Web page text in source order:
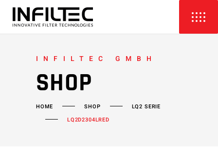
INFILTEC GMBH
SHOP
HOME SHOP
LQ2 SERIE
LQ2D2304LRED